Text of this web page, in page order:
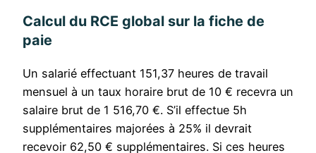
Calcul du RCE global sur la fiche de
paie
Un salarié effectuant 151,37 heures de travail
mensuel à un taux horaire brut de 10 € recevra un
salaire brut de 1 516,70 €. S’il effectue 5h
supplémentaires majorées à 25% il devrait
recevoir 62,50 € supplémentaires. Si ces heures